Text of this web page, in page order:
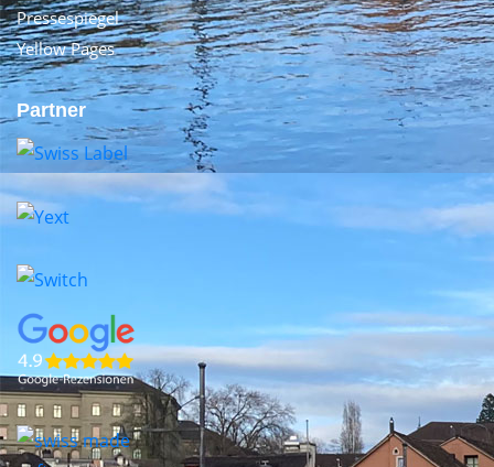
Pressespiegel
Yellow Pages
Partner